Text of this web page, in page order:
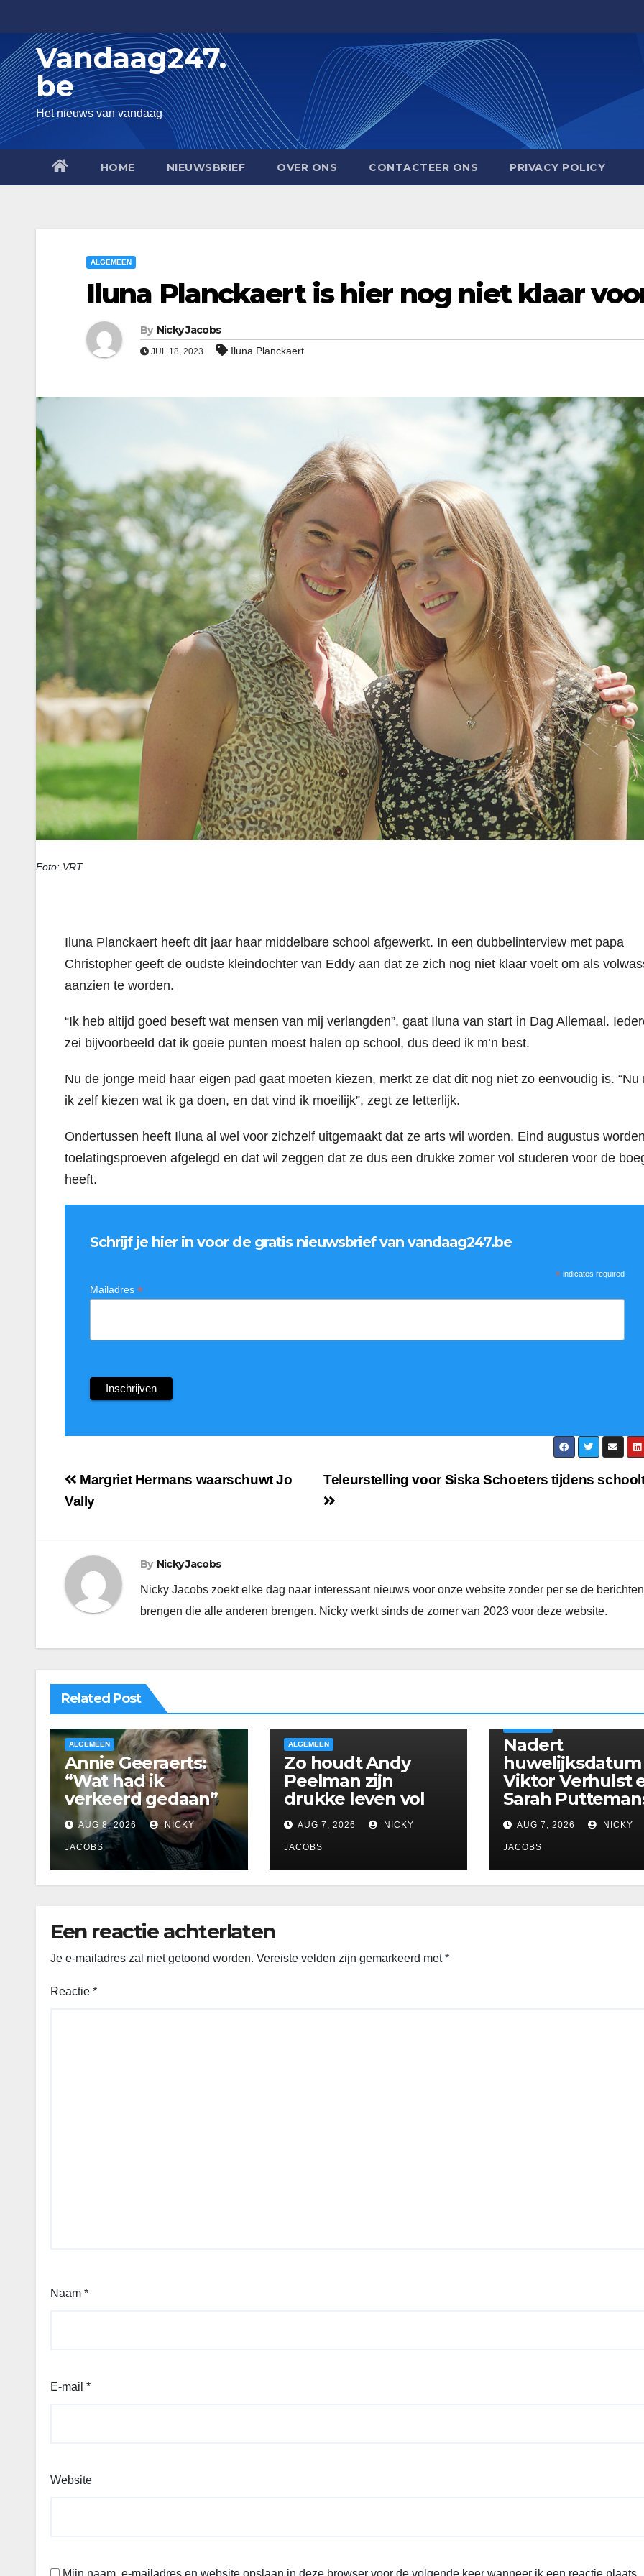
contentVandaag247.
be
Het nieuws van vandaag
HOME NIEUWSBRIEF OVER ONS CONTACTEER ONS PRIVACY POLICY
ALGEMEEN
Iluna Planckaert is hier nog niet klaar
By Nicky Jacobs
JUL 18, 2023 Iluna Planckaert
Foto: VRT
Iluna Planckaert heeft dit jaar haar middelbare school afgewerkt. In een dubbelinterview met papa
Christopher geeft de oudste kleindochter van Eddy aan dat ze zich nog niet klaar voelt om als
aanzien te worden.
“Ik heb altĳd goed beseft wat mensen van mĳ verlangden”, gaat Iluna van start in Dag Allemaal.
zei bĳvoorbeeld dat ik goeie punten moest halen op school, dus deed ik m’n best.
Nu de jonge meid haar eigen pad gaat moeten kiezen, merkt ze dat dit nog niet zo eenvoudig is. “Nu
ik zelf kiezen wat ik ga doen, en dat vind ik moeilĳk”, zegt ze letterlijk.
Ondertussen heeft Iluna al wel voor zichzelf uitgemaakt dat ze arts wil worden. Eind augustus
toelatingsproeven afgelegd en dat wil zeggen dat ze dus een drukke zomer vol studeren voor de
heeft.
Schrijf je hier in voor de gratis nieuwsbrief van vandaag247.be
* indicates required
Mailadres *
Berichtnavigatie Teleurstelling voor Siska Schoeters tijdens
Margriet Hermans waarschuwt Jo
Vally
By Nicky Jacobs
Nicky Jacobs zoekt elke dag naar interessant nieuws voor onze website zonder per se de
brengen die alle anderen brengen. Nicky werkt sinds de zomer van 2023 voor deze website.
Related Post
ALGEMEEN
Annie Geeraerts:
“Wat had ik
verkeerd gedaan”
AUG 8, 2026 NICKY
JACOBS
ALGEMEEN
Zo houdt Andy
Peelman zijn
drukke leven vol
AUG 7, 2026 NICKY
JACOBS
Nadert
huwelijksdatum
Viktor Verhulst
Sarah
AUG 7, 2026 NICKY
JACOBS
Een reactie achterlaten
Je e-mailadres zal niet getoond worden. Vereiste velden zijn gemarkeerd met*
Reactie *
Naam *
E-mail *
Website